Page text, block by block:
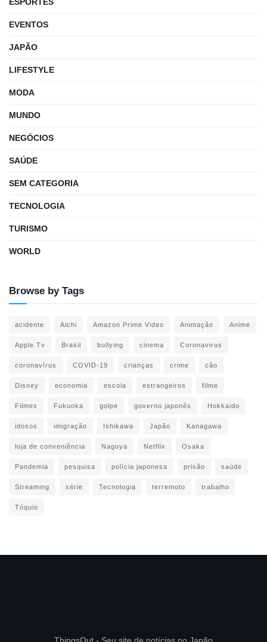
EVENTOS
JAPÃO
LIFESTYLE
MODA
MUNDO
NEGÓCIOS
SAÚDE
SEM CATEGORIA
TECNOLOGIA
TURISMO
WORLD
Browse by Tags
acidente Aichi Amazon Prime Video Animação Anime
Apple Tv Brasil bullying cinema Coronavirus
coronavírus COVID-19 crianças crime cão
Disney economia escola estrangeiros filme
Filmes Fukuoka golpe governo japonês Hokkaido
idosos imigração Ishikawa Japão Kanagawa
loja de conveniência Nagoya Netflix Osaka
Pandemia pesquisa polícia japonesa prisão saúde
Streaming série Tecnologia terremoto trabalho
Tóquio
ThingsOut - Seu site de notícias no Japão